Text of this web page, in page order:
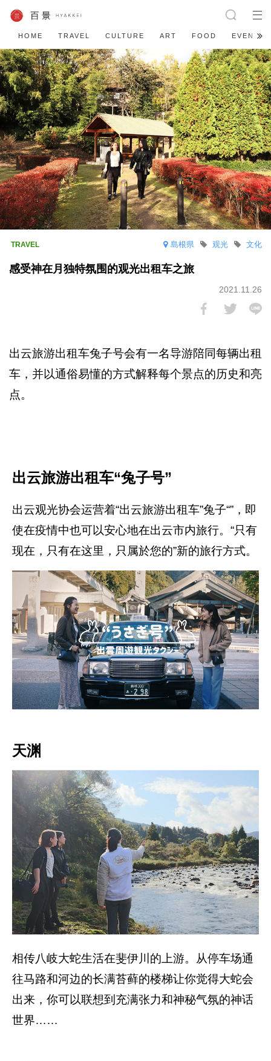
HOME TRAVEL CULTURE ART FOOD EVENT
島根県 文化
观光
感受神在月独特氛围的观光出租车之旅
2021.11.26
出云旅游出租车兔子号会有一名导游陪同每辆出租
车，并以通俗易懂的方式解释每个景点的历史和亮
点。
出云旅游出租车“兔子号”
出云观光协会运营着“出云旅游出租车”兔子“”，即
使在疫情中也可以安心地在出云市内旅行。“只有
现在，只有在这里，只属於您的”新的旅行方式。
天渊
相传八岐大蛇生活在斐伊川的上游。从停车场通
往马路和河边的长满苔藓的楼梯让你觉得大蛇会
出来，你可以联想到充满张力和神秘气氛的神话
世界……